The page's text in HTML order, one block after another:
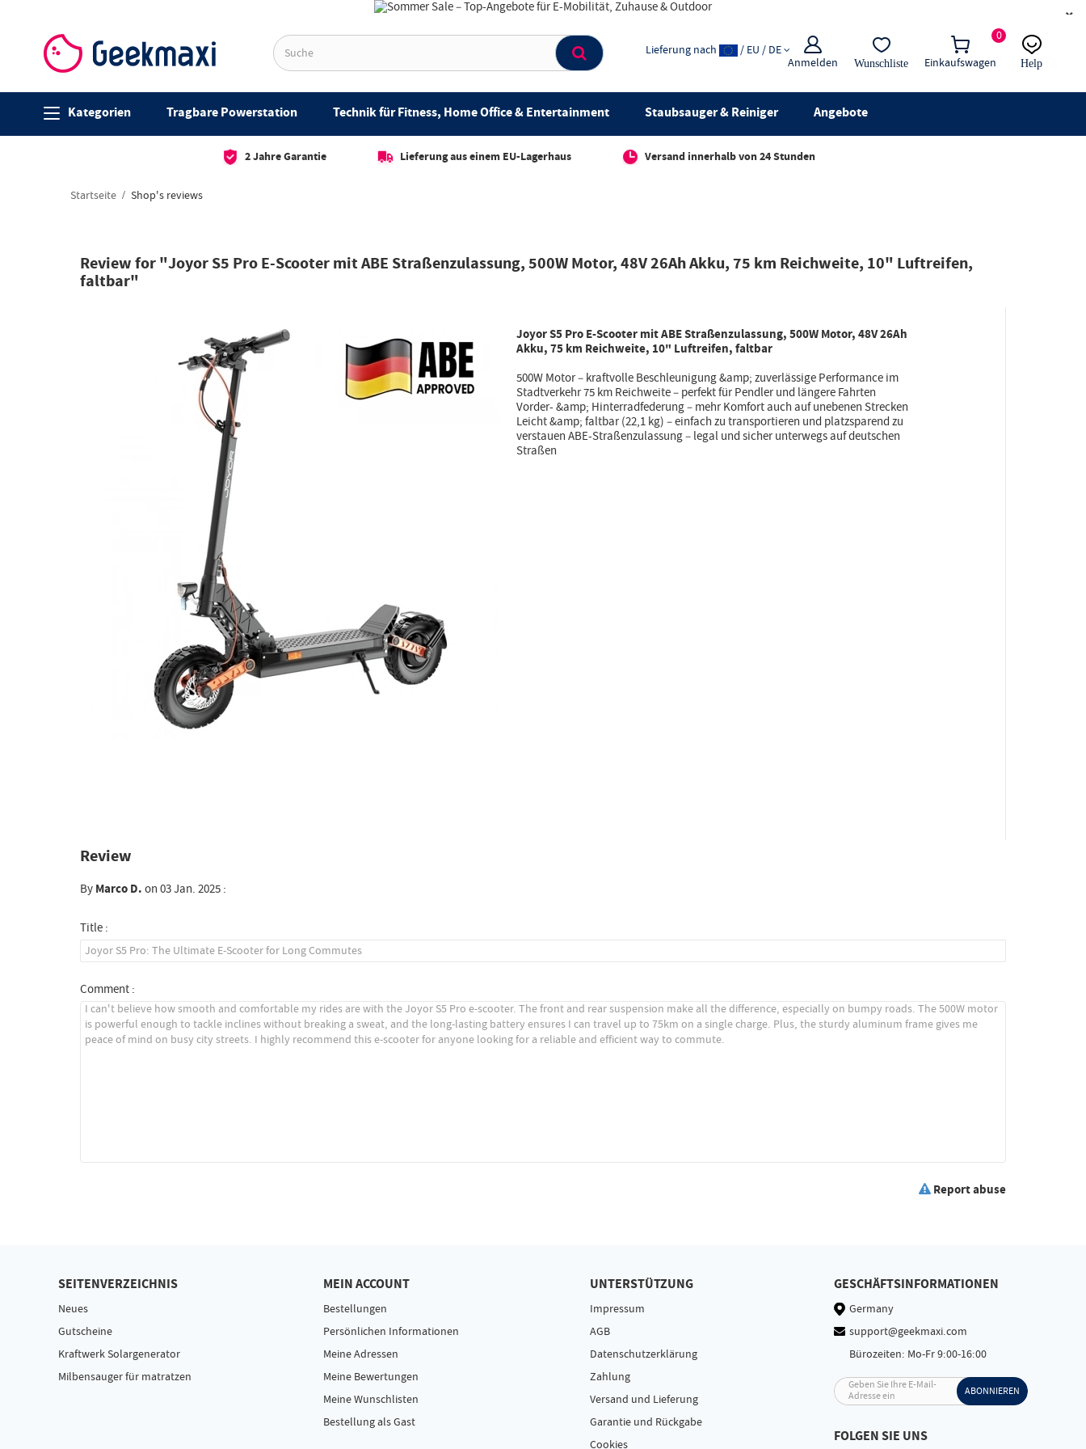
×
0
Einkaufswagen
Anmelden Wunschliste
Lieferung nach / EU / DE
Help
Kategorien Tragbare Powerstation Technik für Fitness, Home Office & Entertainment Staubsauger & Reiniger Angebote
2 Jahre Garantie Lieferung aus einem EU-Lagerhaus Versand innerhalb von 24 Stunden
Startseite Shop's reviews
Review for "Joyor S5 Pro E-Scooter mit ABE Straßenzulassung, 500W Motor, 48V 26Ah Akku, 75 km Reichweite, 10" Luftreifen,
faltbar"
Joyor S5 Pro E-Scooter mit ABE Straßenzulassung, 500W Motor, 48V 26Ah
Akku, 75 km Reichweite, 10" Luftreifen, faltbar
500W Motor – kraftvolle Beschleunigung &amp; zuverlässige Performance im
Stadtverkehr 75 km Reichweite – perfekt für Pendler und längere Fahrten
Vorder- &amp; Hinterradfederung – mehr Komfort auch auf unebenen Strecken
Leicht &amp; faltbar (22,1 kg) – einfach zu transportieren und platzsparend zu
verstauen ABE-Straßenzulassung – legal und sicher unterwegs auf deutschen
Straßen
Review
ByMarco D.on 03 Jan. 2025 :
Title :
Comment :
Report abuse
SEITENVERZEICHNIS
Neues
Gutscheine
Kraftwerk Solargenerator
Milbensauger für matratzen
MEIN ACCOUNT
Bestellungen
Persönlichen Informationen
Meine Adressen
Meine Bewertungen
Meine Wunschlisten
Bestellung als Gast
UNTERSTÜTZUNG
Impressum
AGB
Datenschutzerklärung
Zahlung
Versand und Lieferung
Garantie und Rückgabe
Cookies
GESCHÄFTSINFORMATIONEN
Germany
support@geekmaxi.com
Bürozeiten: Mo-Fr 9:00-16:00
Geben Sie Ihre E-Mail-
Adresse ein
ABONNIEREN
FOLGEN SIE UNS